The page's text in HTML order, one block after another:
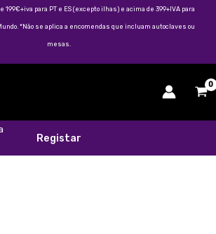
199€+iva para PT e ES (excepto ilhas) e acima de 399+IVA para
*Não se aplica a encomendas que incluam autoclaves ou
mesas.
Registar